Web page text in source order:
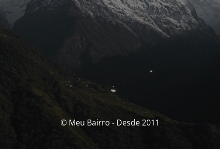
© Meu Bairro - Desde 2011